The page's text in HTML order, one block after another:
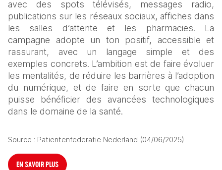
avec des spots télévisés, messages radio,
publications sur les réseaux sociaux, affiches dans
les salles d’attente et les pharmacies. La
campagne adopte un ton positif, accessible et
rassurant, avec un langage simple et des
exemples concrets. L’ambition est de faire évoluer
les mentalités, de réduire les barrières à l’adoption
du numérique, et de faire en sorte que chacun
puisse bénéficier des avancées technologiques
dans le domaine de la santé.
Source : Patientenfederatie Nederland (04/06/2025)
EN SAVOIR PLUS